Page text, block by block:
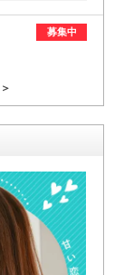
募集中
＞